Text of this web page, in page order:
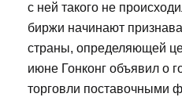
с ней такого не
биржи начинают
страны, определяющей
июне Гонконг объявил о
торговли поставочными